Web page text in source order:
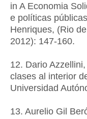
in A Economia
e políticas
Henriques, (Rio
2012): 147-160.
12. Dario
clases al interior
Universidad
13. Aurelio Gil